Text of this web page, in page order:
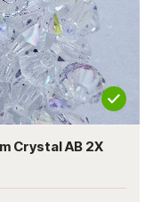
Crystal AB 2X